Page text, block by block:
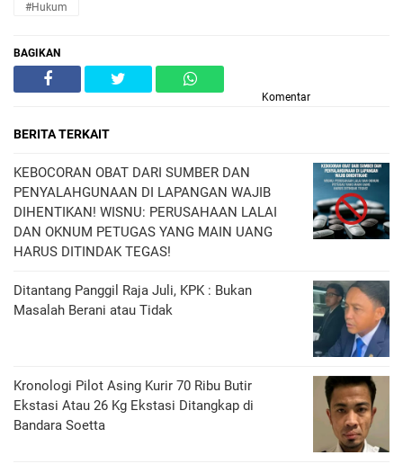
#Hukum
BAGIKAN
Komentar
BERITA TERKAIT
KEBOCORAN OBAT DARI SUMBER DAN
PENYALAHGUNAAN DI LAPANGAN WAJIB
DIHENTIKAN! WISNU: PERUSAHAAN LALAI
DAN OKNUM PETUGAS YANG MAIN UANG
HARUS DITINDAK TEGAS!
Ditantang Panggil Raja Juli, KPK : Bukan
Masalah Berani atau Tidak
Kronologi Pilot Asing Kurir 70 Ribu Butir
Ekstasi Atau 26 Kg Ekstasi Ditangkap di
Bandara Soetta